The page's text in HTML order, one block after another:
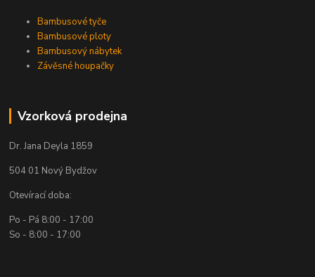
Bambusové tyče
Bambusové ploty
Bambusový nábytek
Závěsné houpačky
Vzorková prodejna
Dr. Jana Deyla 1859
504 01 Nový Bydžov
Otevírací doba:
Po - Pá 8:00 - 17:00
So - 8:00 - 17:00